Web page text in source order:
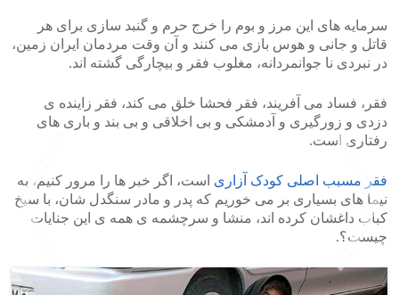
سرمایه های این مرز و بوم را خرج حرم و گنبد سازی برای هر
قاتل و جانی و هوس بازی می کنند و آن وقت مردمان ایران زمین،
در نبردی نا جوانمردانه، مغلوب فقر و بیچارگی گشته اند.
فقر، فساد می آفریند، فقر فحشا خلق می کند، فقر زاینده ی
دزدی و زورگیری و آدمشکی و بی اخلاقی و بی بند و باری های
رفتاری است.
فقر مسبب اصلی کودک آزاری است، اگر خبر ها را مرور کنیم، به
نیما های بسیاری بر می خوریم که پدر و مادر سنگدل شان، با سیخ
کباب داغشان کرده اند، منشا و سرچشمه ی همه ی این جنایات
چیست؟.